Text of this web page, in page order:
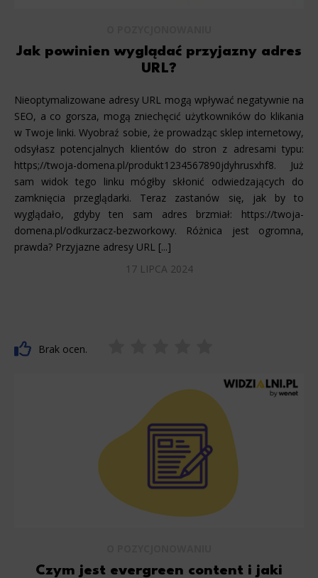
Jak powinien wyglądać przyjazny adres
URL?
Nieoptymalizowane adresy URL mogą wpływać negatywnie na
SEO, a co gorsza, mogą zniechęcić użytkowników do klikania
w Twoje linki. Wyobraź sobie, że prowadząc sklep internetowy,
odsyłasz potencjalnych klientów do stron z adresami typu:
https;//twoja-domena.pl/produkt1234567890jdyhrusxhf8. Już
sam widok tego linku mógłby skłonić odwiedzających do
zamknięcia przeglądarki. Teraz zastanów się, jak by to
wyglądało, gdyby ten sam adres brzmiał: https://twoja-
domena.pl/odkurzacz-bezworkowy. Różnica jest ogromna,
prawda? Przyjazne adresy URL [...]
17 LIPCA 2024
Brak ocen.
Czym jest evergreen content i jaki